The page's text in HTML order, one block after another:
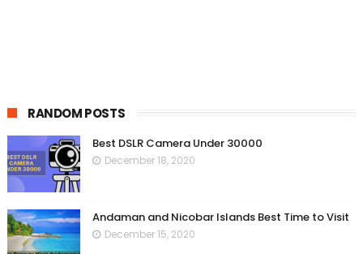
RANDOM POSTS
Best DSLR Camera Under 30000
December 18, 2020
Andaman and Nicobar Islands Best Time to Visit
December 15, 2020